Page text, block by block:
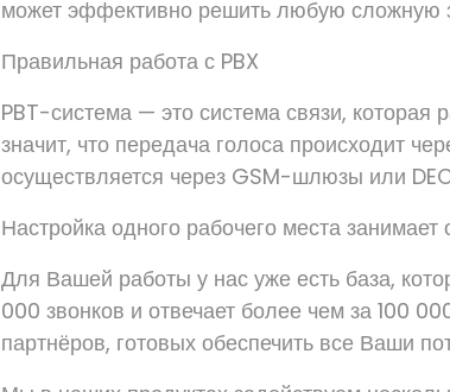
может эффективно решить любую сложную
Правильная работа с PBX
PBT-система — это система связи, которая
значит, что передача голоса происходит
осуществляется через GSM-шлюзы или
Настройка одного рабочего места
Для Вашей работы у нас уже есть база,
000 звонков и отвечает более чем за 100
партнёров, готовых обеспечить все Ваши